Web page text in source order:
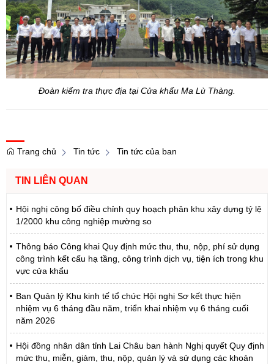
Đoàn kiểm tra thực địa tại Cửa khẩu Ma Lù Thàng.
Trang chủ Tin tức Tin tức của ban
TIN LIÊN QUAN
Hội nghị công bố điều chỉnh quy hoạch phân khu xây dựng tỷ lệ
1/2000 khu công nghiệp mường so
Thông báo Công khai Quy định mức thu, thu, nộp, phí sử dụng
công trình kết cấu hạ tầng, công trình dịch vụ, tiện ích trong khu
vực cửa khẩu
Ban Quản lý Khu kinh tế tổ chức Hội nghị Sơ kết thực hiện
nhiệm vụ 6 tháng đầu năm, triển khai nhiệm vụ 6 tháng cuối
năm 2026
Hội đồng nhân dân tỉnh Lai Châu ban hành Nghị quyết Quy định
mức thu, miễn, giảm, thu, nộp, quản lý và sử dụng các khoản